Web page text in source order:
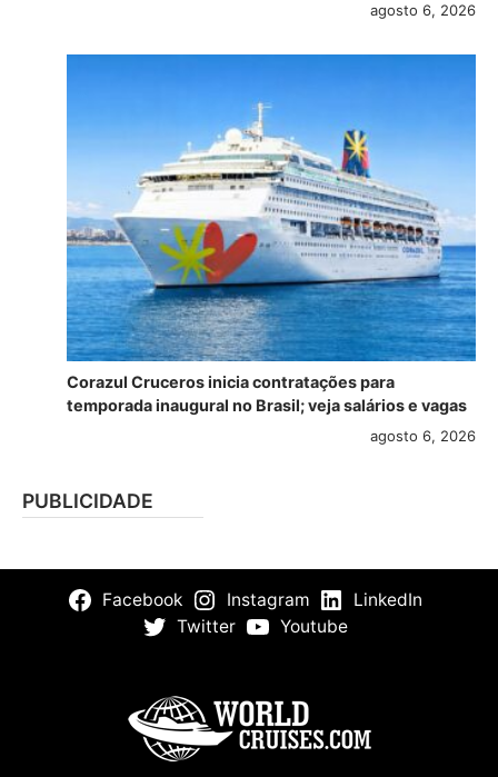
agosto 6, 2026
Corazul Cruceros inicia contratações para
temporada inaugural no Brasil; veja salários e vagas
agosto 6, 2026
PUBLICIDADE
Facebook Instagram
LinkedIn
Twitter
Youtube